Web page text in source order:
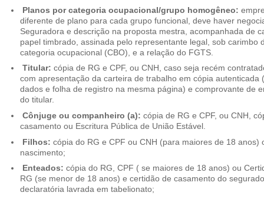
Planos por categoria ocupacional/grupo homogêneo:
diferente de plano para cada grupo funcional, deve haver
Seguradora e descrição na proposta mestra, acompanhada de
papel timbrado, assinada pelo representante legal, sob carimbo
categoria ocupacional (CBO), e a relação do FGTS.
Titular: cópia de RG e CPF, ou CNH, caso seja recém
com apresentação da carteira de trabalho em cópia autenticada
dados e folha de registro na mesma página) e comprovante de
do titular.
Cônjuge ou companheiro (a): cópia de RG e CPF, ou CNH,
casamento ou Escritura Pública de União Estável.
Filhos: cópia do RG e CPF ou CNH (para maiores de 18 anos)
nascimento;
Enteados: cópia do RG, CPF ( se maiores de 18 anos) ou
RG (se menor de 18 anos) e certidão de casamento do
declaratória lavrada em tabelionato;